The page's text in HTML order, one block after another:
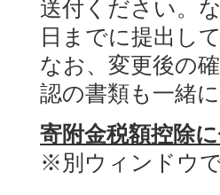
送付ください。
日までに提出し
なお、変更後の
認の書類も一緒
寄附金税額控除
※別ウィンドウ